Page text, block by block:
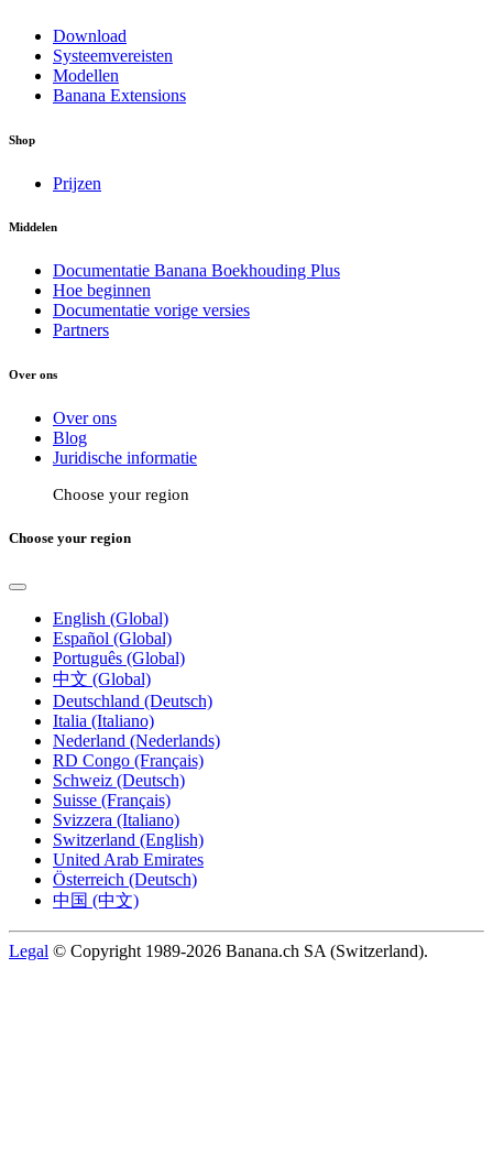
Download
Systeemvereisten
Modellen
Banana Extensions
Shop
Prijzen
Middelen
Documentatie Banana Boekhouding Plus
Hoe beginnen
Documentatie vorige versies
Partners
Over ons
Over ons
Blog
Juridische informatie
Choose your region
Choose your region
English (Global)
Español (Global)
Português (Global)
中文 (Global)
Deutschland (Deutsch)
Italia (Italiano)
Nederland (Nederlands)
RD Congo (Français)
Schweiz (Deutsch)
Suisse (Français)
Svizzera (Italiano)
Switzerland (English)
United Arab Emirates
Österreich (Deutsch)
中国 (中文)
Legal © Copyright 1989-2026 Banana.ch SA (Switzerland).